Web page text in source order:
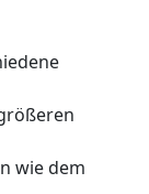
wie dem